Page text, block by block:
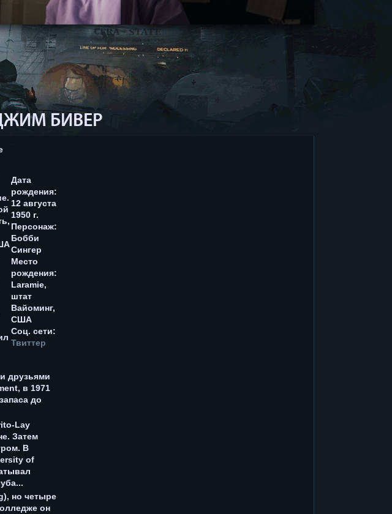
БИВЕР
Дата
рождения:
12 августа
1950 г.
Персонаж:
Бобби
Сингер
Место
рождения:
Laramie,
штат
Вайоминг,
США
Соц. сети:
Твиттер
друзьями
в 1971
до
Lay
Затем
В
of
но четыре
он